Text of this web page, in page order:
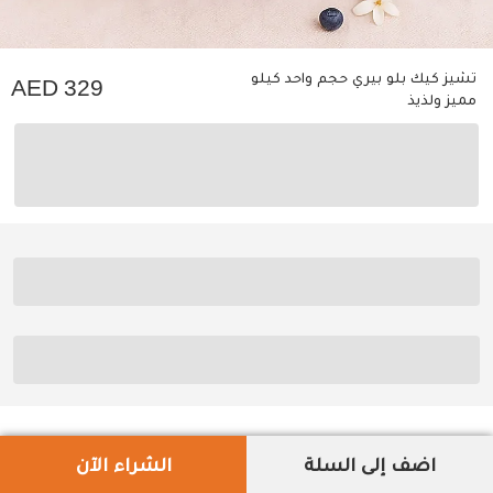
تشيز كيك بلو بيري حجم واحد كيلو
مميز ولذيذ
329
اضف إلى السلة الشراء الآن